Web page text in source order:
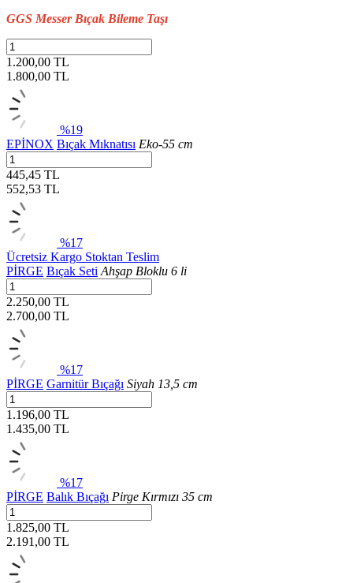
GGS Messer Bıçak Bileme Taşı
1.200,00 TL
1.800,00 TL
%19
EPİNOX Bıçak Mıknatısı Eko-55 cm
445,45 TL
552,53 TL
%17
Ücretsiz Kargo Stoktan Teslim
PİRGE Bıçak Seti Ahşap Bloklu 6 li
2.250,00 TL
2.700,00 TL
%17
PİRGE Garnitür Bıçağı Siyah 13,5 cm
1.196,00 TL
1.435,00 TL
%17
PİRGE Balık Bıçağı Pirge Kırmızı 35 cm
1.825,00 TL
2.191,00 TL